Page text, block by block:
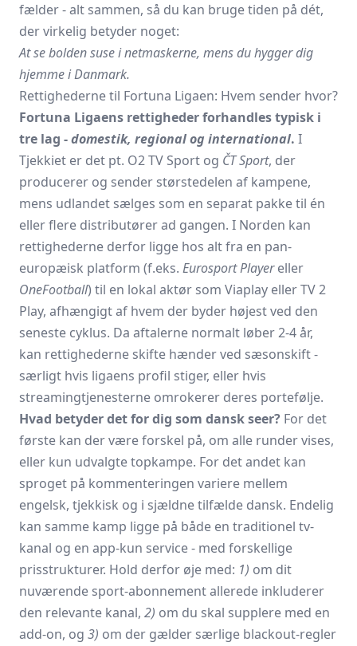
fælder - alt sammen, så du kan bruge tiden på dét,
der virkelig betyder noget:
At se bolden suse i netmaskerne, mens du hygger dig
hjemme i Danmark.
Rettighederne til Fortuna Ligaen: Hvem sender hvor?
Fortuna Ligaens rettigheder forhandles typisk i
tre lag -domestik, regional og international. I
Tjekkiet er det pt. O2 TV Sport og ČT Sport, der
producerer og sender størstedelen af kampene,
mens udlandet sælges som en separat pakke til én
eller flere distributører ad gangen. I Norden kan
rettighederne derfor ligge hos alt fra en pan-
europæisk platform (f.eks. Eurosport Playereller
OneFootball) til en lokal aktør som Viaplay eller TV 2
Play, afhængigt af hvem der byder højest ved den
seneste cyklus. Da aftalerne normalt løber 2-4 år,
kan rettighederne skifte hænder ved sæsonskift -
særligt hvis ligaens profil stiger, eller hvis
streamingtjenesterne omrokerer deres portefølje.
Hvad betyder det for dig som dansk seer? For det
første kan der være forskel på, om alle runder vises,
eller kun udvalgte topkampe. For det andet kan
sproget på kommenteringen variere mellem
engelsk, tjekkisk og i sjældne tilfælde dansk. Endelig
kan samme kamp ligge på både en traditionel tv-
kanal og en app-kun service - med forskellige
prisstrukturer. Hold derfor øje med: 1) om dit
nuværende sport-abonnement allerede inkluderer
den relevante kanal, 2) om du skal supplere med en
add-on, og 3) om der gælder særlige blackout-regler